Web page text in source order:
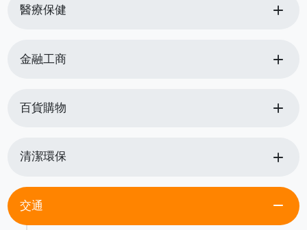
醫療保健 add
金融工商 add
百貨購物 add
清潔環保 add
交通 remove